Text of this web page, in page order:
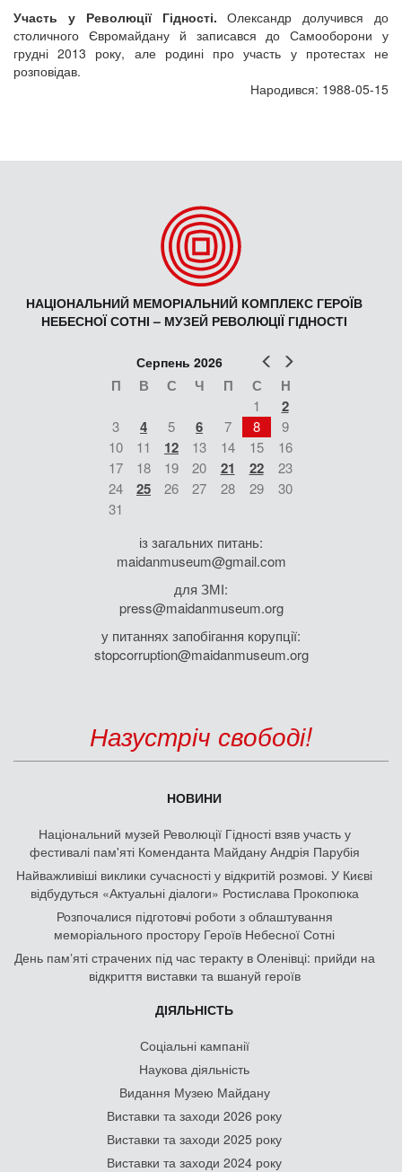
Участь у Революції Гідності.Олександр долучився до
столичного Євромайдану й записався до Самооборони у
грудні 2013 року, але родині про участь у протестах не
розповідав.
Народився: 1988-05-15
НАЦІОНАЛЬНИЙ МЕМОРІАЛЬНИЙ КОМПЛЕКС ГЕРОЇВ
НЕБЕСНОЇ СОТНІ – МУЗЕЙ РЕВОЛЮЦІЇ ГІДНОСТІ
Попер
Серпень 2026
П В С Ч П С Н
1 2
3 4 5 6 7 8
9
10
11 12 13 14 15
16
17
18 19 20 21 22
23
24
25 26 27 28 29
30
31
із загальних питань:
maidanmuseum@gmail.com
для ЗМІ:
press@maidanmuseum.org
у питаннях запобігання корупції:
stopcorruption@maidanmuseum.org
Назустріч свободі!
НОВИНИ
Національний музей Революції Гідності взяв участь у
фестивалі пам'яті Коменданта Майдану Андрія Парубія
Найважливіші виклики сучасності у відкритій розмові. У Києві
відбудуться «Актуальні діалоги» Ростислава Прокопюка
Розпочалися підготовчі роботи з облаштування
меморіального простору Героїв Небесної Сотні
День памʼяті страчених під час теракту в Оленівці: прийди на
відкриття виставки та вшануй героїв
ДІЯЛЬНІСТЬ
Соціальні кампанії
Наукова діяльність
Видання Музею Майдану
Виставки та заходи 2026 року
Виставки та заходи 2025 року
Виставки та заходи 2024 року